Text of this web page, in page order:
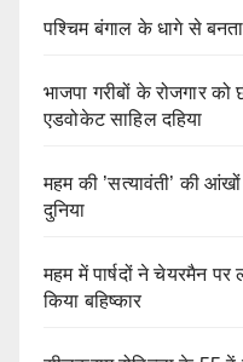
पश्चिम बंगाल के धागे से
भाजपा गरीबों के रोजगार
एडवोकेट साहिल दहिया
महम की ’सत्यावंती’ की
दुनिया
महम में पार्षदों ने चेयरमैन
किया बहिष्कार